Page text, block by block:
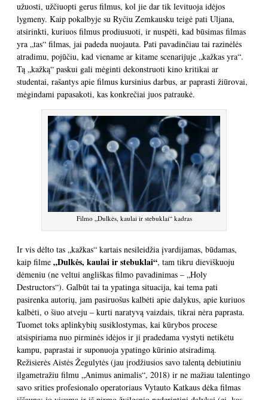
užuosti, užčiuopti gerus filmus, kol jie dar tik levituoja idėjos
lygmeny. Kaip pokalbyje su Ryčiu Zemkausku teigė pati Uljana,
atsirinkti, kuriuos filmus prodiusuoti, ir nuspėti, kad būsimas filmas
yra „tas“ filmas, jai padeda nuojauta. Pati pavadinčiau tai razinėlės
atradimu, pojūčiu, kad viename ar kitame scenarijuje „kažkas yra“.
Tą „kažką“ paskui gali mėginti dekonstruoti kino kritikai ar
studentai, rašantys apie filmus kursinius darbus, ar paprasti žiūrovai,
mėgindami papasakoti, kas konkrečiai juos patraukė.
Filmo „Dulkės, kaulai ir stebuklai“ kadras
Ir vis dėlto tas „kažkas“ kartais nesileidžia įvardijamas, būdamas,
kaip filme „Dulkės, kaulai ir stebuklai“, tam tikru dieviškuoju
dėmeniu (ne veltui angliškas filmo pavadinimas – „Holy
Destructors“). Galbūt tai ta ypatinga situacija, kai tema pati
pasirenka autorių, jam pasiruošus kalbėti apie dalykus, apie kuriuos
kalbėti, o šiuo atveju – kurti naratyvą vaizdais, tikrai nėra paprasta.
Tuomet toks aplinkybių susiklostymas, kai kūrybos procese
atsispiriama nuo pirminės idėjos ir ji pradedama vystyti netikėtu
kampu, paprastai ir suponuoja ypatingo kūrinio atsiradimą.
Režisierės Aistės Žegulytės (jau įrodžiusios savo talentą debiutiniu
ilgametražiu filmu „Animus animalis“, 2018) ir ne mažiau talentingo
savo srities profesionalo operatoriaus Vytauto Katkaus dėka filmas